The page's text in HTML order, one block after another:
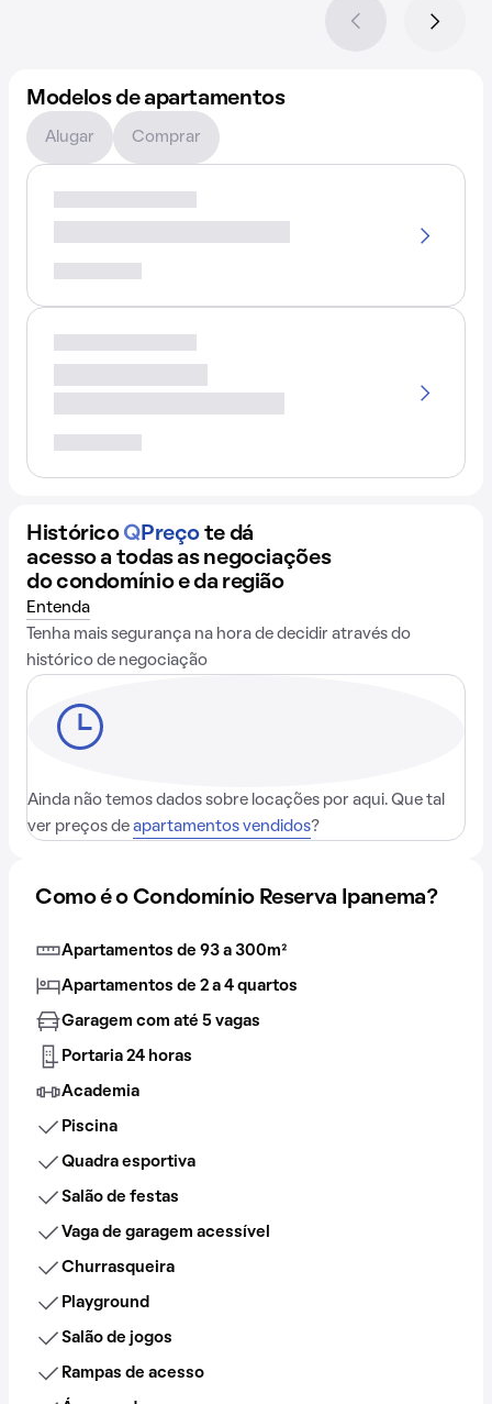
Modelos de apartamentos
Alugar Comprar
Histórico QPreço te dá
acesso a todas as negociações
do condomínio e da região
Entenda
Tenha mais segurança na hora de decidir através do
histórico de negociação
Ainda não temos dados sobre locações por aqui. Que tal
ver preços de apartamentos vendidos?
Como é o Condomínio Reserva Ipanema?
Apartamentos de 93 a 300m²
Apartamentos de 2 a 4 quartos
Garagem com até 5 vagas
Portaria 24 horas
Academia
Piscina
Quadra esportiva
Salão de festas
Vaga de garagem acessível
Churrasqueira
Playground
Salão de jogos
Rampas de acesso